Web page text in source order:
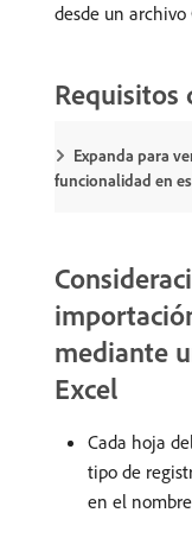
desde un archivo
Requisitos
Expanda para
funcionalidad en
mediante
Excel
Cada hoja
tipo de
en el